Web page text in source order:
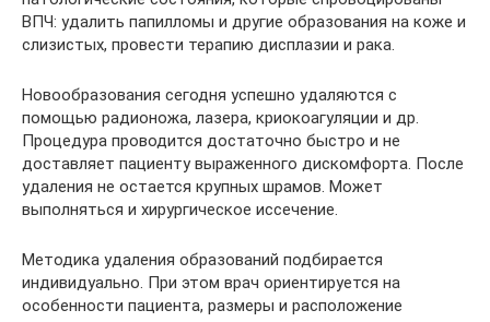
ВПЧ: удалить папилломы и другие образования на коже и
слизистых, провести терапию дисплазии и рака.
Новообразования сегодня успешно удаляются с
помощью радионожа, лазера, криокоагуляции и др.
Процедура проводится достаточно быстро и не
доставляет пациенту выраженного дискомфорта. После
удаления не остается крупных шрамов. Может
выполняться и хирургическое иссечение.
Методика удаления образований подбирается
индивидуально. При этом врач ориентируется на
особенности пациента, размеры и расположение